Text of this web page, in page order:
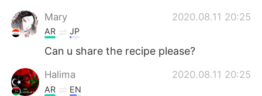
Mary 2020.08.11 20:25
AR JP
Can u share the recipe please?
Halima 2020.08.11 20:25
AR EN